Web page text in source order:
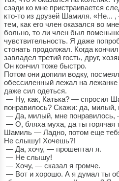
сзади ко мне пристраивается
кто-то из друзей Шамиля. «Не...
тем, как его член оказался во
больно, то ли член был
чувствительность. Я даже
стонать продолжал. Когда
завладел третий гость, друг,
Он кончил тоже быстро.
Потом они допили водку,
обессиленный лежал на
даже сил одеться.
— Ну, как, Катька? — спросил
понравилось? Скажи: да, милый,
— Да, милый, мне понравилось,
— О, бляха муха, да ты горячая
Шамиль — Ладно, потом еще
Не слышу! Хочешь?!
— Да, хочу, — прошептал я.
— Не слышу!
— Хочу, — сказал я громче.
— Вот и хорошо. А я думал ты